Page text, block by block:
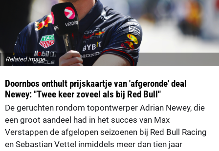
Related image
Doornbos onthult prijskaartje van 'afgeronde' deal
Newey: "Twee keer zoveel als bij Red Bull"
De geruchten rondom topontwerper Adrian Newey, die
een groot aandeel had in het succes van Max
Verstappen de afgelopen seizoenen bij Red Bull Racing
en Sebastian Vettel inmiddels meer dan tien jaar